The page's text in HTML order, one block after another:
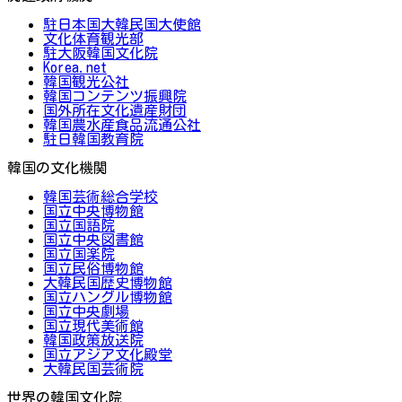
駐日本国大韓民国大使館
文化体育観光部
駐大阪韓国文化院
Korea.net
韓国観光公社
韓国コンテンツ振興院
国外所在文化遺産財団
韓国農水産食品流通公社
駐日韓国教育院
韓国の文化機関
韓国芸術総合学校
国立中央博物館
国立国語院
国立中央図書館
国立国楽院
国立民俗博物館
大韓民国歴史博物館
国立ハングル博物館
国立中央劇場
国立現代美術館
韓国政策放送院
国立アジア文化殿堂
大韓民国芸術院
世界の韓国文化院